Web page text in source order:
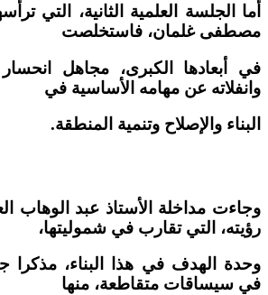
أما الجلسة العلمية الثانية، التي
مصطفى غلمان، فاستخلصت
في أبعادها الكبرى، مجاهل انحسار
وانفلاته عن مهامه الأساسية في
البناء والإصلاح وتنمية المنطقة.
وجاءت مداخلة الأستاذ عبد الوهاب
رؤيته، التي تقارب في شموليتها،
وحدة الهدف في هذا البناء، مذكرا
في سيساقات متقاطعة، منها